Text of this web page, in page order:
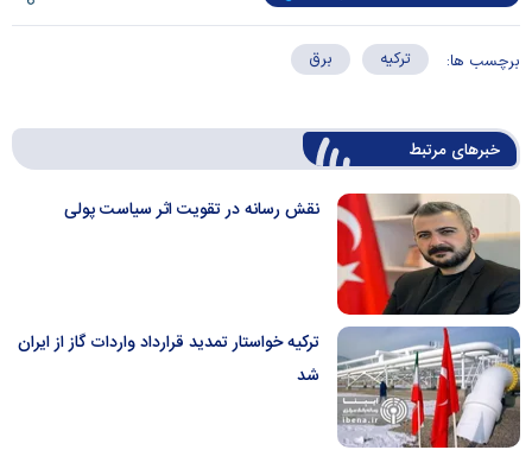
برچسب ها: ترکیه برق
خبرهای مرتبط
نقش رسانه‌ در تقویت اثر سیاست پولی
ترکیه خواستار تمدید قرارداد واردات گاز از ایران
شد